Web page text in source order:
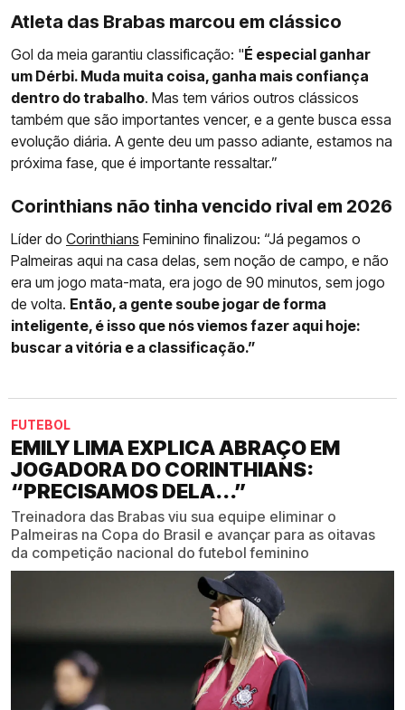
Atleta das Brabas marcou em clássico
Gol da meia garantiu classificação: "É especial ganhar
um Dérbi. Muda muita coisa, ganha mais confiança
dentro do trabalho. Mas tem vários outros clássicos
também que são importantes vencer, e a gente busca essa
evolução diária. A gente deu um passo adiante, estamos na
próxima fase, que é importante ressaltar.”
Corinthians não tinha vencido rival em 2026
Líder do Corinthians Feminino finalizou: “Já pegamos o
Palmeiras aqui na casa delas, sem noção de campo, e não
era um jogo mata-mata, era jogo de 90 minutos, sem jogo
de volta. Então, a gente soube jogar de forma
inteligente, é isso que nós viemos fazer aqui hoje:
buscar a vitória e a classificação.”
FUTEBOL
EMILY LIMA EXPLICA ABRAÇO EM
JOGADORA DO CORINTHIANS:
“PRECISAMOS DELA...”
Treinadora das Brabas viu sua equipe eliminar o
Palmeiras na Copa do Brasil e avançar para as oitavas
da competição nacional do futebol feminino